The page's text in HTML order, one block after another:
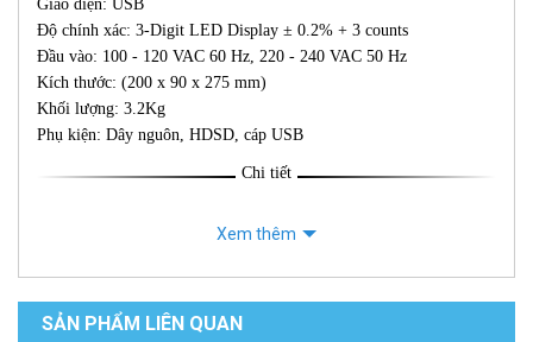
Giao diện: USB
Độ chính xác: 3-Digit LED Display ± 0.2% + 3 counts
Đầu vào: 100 - 120 VAC 60 Hz, 220 - 240 VAC 50 Hz
Kích thước: (200 x 90 x 275 mm)
Khối lượng: 3.2Kg
Phụ kiện: Dây nguôn, HDSD, cáp USB
Chi tiết
Xem thêm
SẢN PHẨM LIÊN QUAN